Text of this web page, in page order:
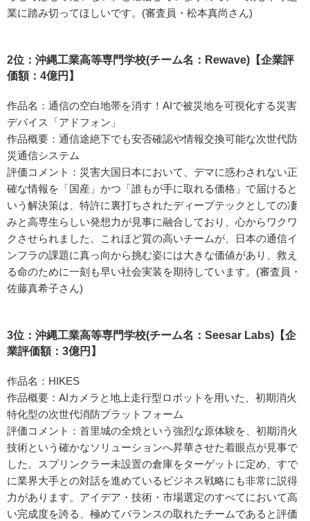
業に踏み切ってほしいです。(審査員・松本真尚さん)
2位：沖縄工業高等専門学校(チーム名：Rewave)【企業評
価額：4億円】
作品名：通信の空白地帯を消す！AIで被災地を可視化する災害
デバイス「アドフォン」
作品概要：通信途絶下でも安否確認や情報交換可能な次世代防
災通信システム
評価コメント：災害大国日本において、デマに惑わされない正
確な情報を「国産」かつ「誰もが手に取れる価格」で届けると
いう解決策は、特許に裏打ちされたディープテックとしての凄
みと高専生らしい発想力が見事に融合しており、心からワクワ
クさせられました。これほど質の高いチームが、日本の通信イ
ンフラの課題に真っ向から挑む姿には大きな価値があり、救え
る命のために一刻も早い社会実装を期待しています。(審査員・
佐藤真希子さん)
3位：沖縄工業高等専門学校(チーム名：Seesar Labs)【企
業評価額：3億円】
作品名：HIKES
作品概要：AIカメラと地上走行型ロボットを用いた、初期消火
特化型の次世代消防プラットフォーム
評価コメント：首里城の全焼という強烈な原体験を、初期消火
技術という確かなソリューションへ昇華させた着眼点が見事で
した。スプリンクラー未設置の倉庫をターゲットに定め、すで
に業界大手との対話を進めているビジネス戦略にも非常に説得
力があります。アイデア・技術・市場選定のすべてにおいて高
い完成度を誇る、極めてバランスの取れたチームであると評価